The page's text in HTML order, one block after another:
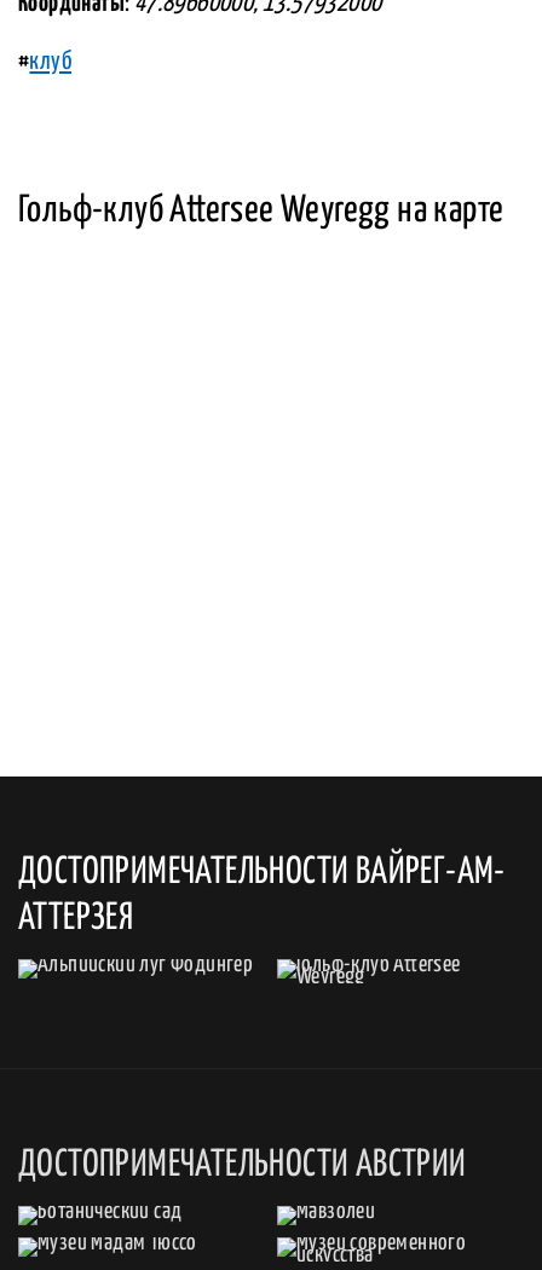
#клуб
Гольф-клуб Attersee Weyregg на карте
ДОСТОПРИМЕЧАТЕЛЬНОСТИ ВАЙРЕГ-АМ-
АТТЕРЗЕЯ
ДОСТОПРИМЕЧАТЕЛЬНОСТИ АВСТРИИ